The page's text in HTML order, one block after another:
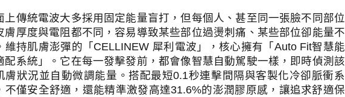
上傳統電波大多採用固定能量盲打，但每個人、甚至同一張臉不同部位
膚厚度與電阻都不同，容易導致某些部位過燙刺痛、某些部位卻能量不
維持肌膚澎彈的「CELLINEW 犀利電波」，核心擁有「Auto Fit智慧能
配系統」。它在每一發擊發前，都會像智慧自動駕駛一樣，即時偵測該
膚狀況並自動微調能量。搭配最短0.1秒連擊間隔與客製化冷卻脈衝系
不僅安全舒適，還能精準激發高達31.6%的澎潤膠原感，讓追求舒適保